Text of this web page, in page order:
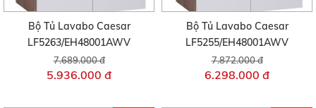
Bộ Tủ Lavabo Caesar
LF5263/EH48001AWV
7.689.000 đ
5.936.000 đ
Bộ Tủ Lavabo Caesar
LF5255/EH48001AWV
7.872.000 đ
6.298.000 đ